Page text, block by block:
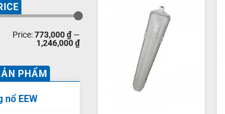
Price:773,000 ₫—
1,246,000 ₫
PHẨM
nổ EEW